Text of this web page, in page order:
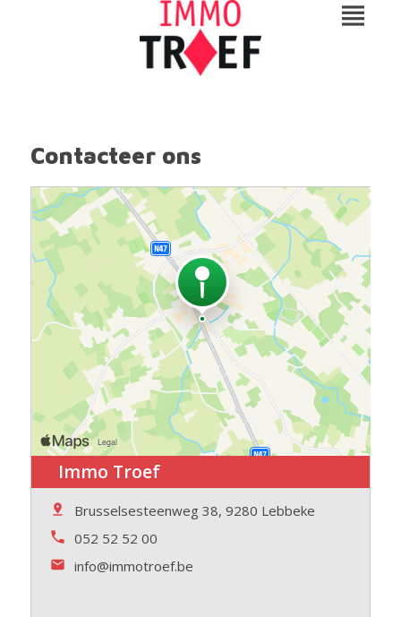
Contacteer ons
Immo Troef
Brusselsesteenweg 38, 9280 Lebbeke
052 52 52 00
info@immotroef.be